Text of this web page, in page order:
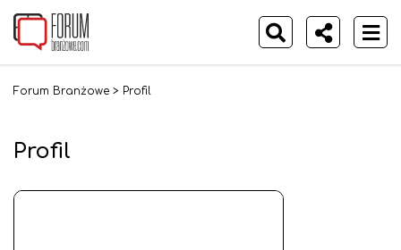
Forum Branżowe > Profil
Profil